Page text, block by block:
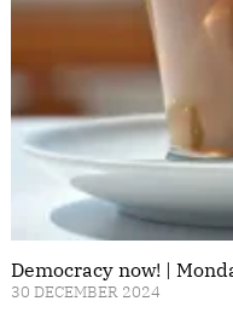
Democracy now! |
30 DECEMBER 2024